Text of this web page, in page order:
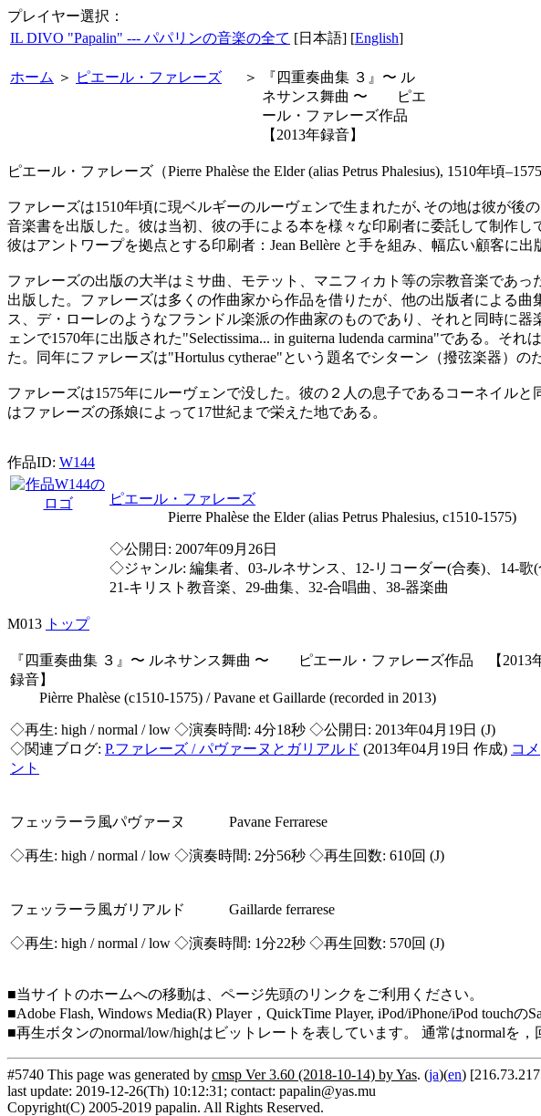
プレイヤー選択：
IL DIVO "Papalin" --- パパリンの音楽の全て [日本語] [English]
ホーム ＞ ピエール・ファレーズ ＞
『四重奏曲集 ３』〜 ル
ネサンス舞曲 〜 ピエ
ール・ファレーズ作品
【2013年録音】
ピエール・ファレーズ（Pierre Phalèse the Elder (alias Petrus Phalesius), 1510年
ファレーズは1510年頃に現ベルギーのルーヴェンで生まれたが､その地は彼が後
音楽書を出版した。彼は当初、彼の手による本を様々な印刷者に委託して制作
彼はアントワープを拠点とする印刷者：Jean Bellère と手を組み、幅広い顧客に
ファレーズの出版の大半はミサ曲、モテット、マニフィカト等の宗教音楽であ
出版した。ファレーズは多くの作曲家から作品を借りたが、他の出版者による
ス、デ・ローレのようなフランドル楽派の作曲家のものであり、それと同時に
ェンで1570年に出版された"Selectissima... in guiterna ludenda carmina"である。
た。同年にファレーズは"Hortulus cytherae"という題名でシターン（撥弦楽器）の
ファレーズは1575年にルーヴェンで没した。彼の２人の息子であるコーネイル
はファレーズの孫娘によって17世紀まで栄えた地である。
作品ID: W144
ピエール・ファレーズ
Pierre Phalèse the Elder (alias Petrus Phalesius, c1510-1575)
◇公開日: 2007年09月26日
◇ジャンル: 編集者、03-ルネサンス、12-リコーダー(合奏)、14-歌(
21-キリスト教音楽、29-曲集、32-合唱曲、38-器楽曲
M013 トップ
『四重奏曲集 ３』〜 ルネサンス舞曲 〜 ピエール・ファレーズ作品 【2013
録音】
Pièrre Phalèse (c1510-1575) / Pavane et Gaillarde (recorded in 2013)
◇再生: high / normal / low ◇演奏時間: 4分18秒 ◇公開日: 2013年04月19日 (J)
◇関連ブログ: P.ファレーズ / パヴァーヌとガリアルド (2013年04月19日 作成) コメ
ント
フェッラーラ風パヴァーヌ Pavane Ferrarese
◇再生: high / normal / low ◇演奏時間: 2分56秒 ◇再生回数: 610回 (J)
フェッラーラ風ガリアルド Gaillarde ferrarese
◇再生: high / normal / low ◇演奏時間: 1分22秒 ◇再生回数: 570回 (J)
■当サイトのホームへの移動は、ページ先頭のリンクをご利用ください。
■Adobe Flash, Windows Media(R) Player，QuickTime Player, iPod/iPhone/iPod
■再生ボタンのnormal/low/highはビットレートを表しています。 通常はnormalを
#5740 This page was generated by cmsp Ver 3.60 (2018-10-14) by Yas. (ja)(en)
last update: 2019-12-26(Th) 10:12:31; contact: papalin@yas.mu
Copyright(C) 2005-2019 papalin. All Rights Reserved.